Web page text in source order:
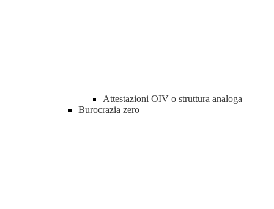
Attestazioni OIV o struttura analoga
Burocrazia zero